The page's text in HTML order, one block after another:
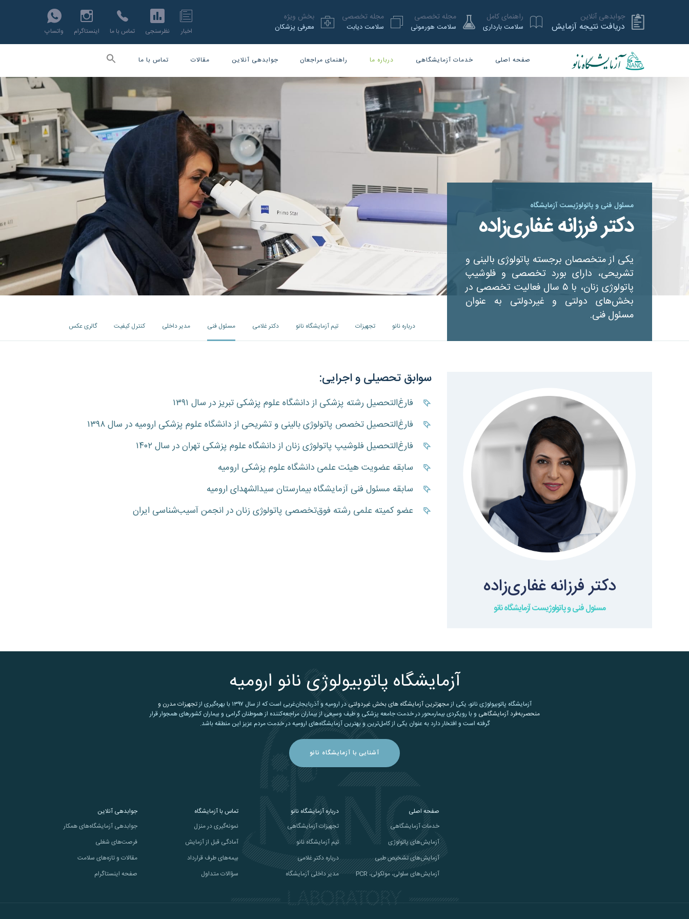
جوابدهی آنلاین
دریافت نتیجه آزمایش
راهنمای کامل
سلامت بارداری
مجله تخصصی
سلامت هورمونی
مجله تخصصی
سلامت دیابت
بخش ویژه
معرفی پزشکان واتساپ اینستاگرام تماس با ما نظرسنجی اخبار
صفحه اصلی خدمات آزمایشگاهی درباره ما راهنمای مراجعان جوابدهی آنلاین مقالات تماس با ما
مسئول فنی و پاتولوژیست آزمایشگاه
دکتر فرزانه غفاری‌زاده
یکی از متخصصان برجسته پاتولوژی بالینی و
تشریحی، دارای بورد تخصصی و فلوشیپ
پاتولوژی زنان، با ۵ سال فعالیت تخصصی در
بخش‌های دولتی و غیردولتی به عنوان
مسئول فنی.
درباره نانو تجهیزات تیم آزمایشگاه نانو دکتر غلامی مسئول فنی مدیر داخلی کنترل کیفیت گالری عکس
دکتر فرزانه غفاری‌زاده
مسئول فنی و پاتولوژیست آزمایشگاه نانو
سوابق تحصیلی و اجرایی:
فارغ‌التحصیل رشته پزشکی از دانشگاه علوم پزشکی تبریز در سال ۱۳۹۱
فارغ‌التحصیل تخصص پاتولوژی بالینی و تشریحی از دانشگاه علوم پزشکی ارومیه در سال ۱۳۹۸
فارغ‌التحصیل فلوشیپ پاتولوژی زنان از دانشگاه علوم پزشکی تهران در سال ۱۴۰۲
سابقه عضویت هیئت علمی دانشگاه علوم پزشکی ارومیه
سابقه مسئول فنی آزمایشگاه بیمارستان سیدالشهدای ارومیه
عضو کمیته علمی رشته فوق‌تخصصی پاتولوژی زنان در انجمن آسیب‌شناسی ایران
آزمایشگاه پاتوبیولوژی نانو ارومیه
آزمایشگاه پاتوبیولوژی نانو، یکی ازمجهزترین آزمایشگاه های بخش غیردولتی در ارومیه و آذربایجان‌غربی است که از سال ۱۳۹۷ با بهره‌گیری از
تجهیزات مدرن و
منحصربه‌فرد آزمایشگاهی و با رویکردی بیمارمحور در خدمت جامعه پزشکی و طیف وسیعی از بیماران مراجعه‌کننده از هموطنان گرامی و بیماران کشورهای همجوار قرار
گرفته است و افتخار دارد به عنوان یکی از کامل‌ترین و بهترین آزمایشگاه‌های ارومیه در خدمت مردم عزیز این منطقه باشد.
آشنایی با آزمایشگاه نانو
صفحه اصلی
خدمات آزمایشگاهی
آزمایش‌های پاتولوژی
آزمایش‌های تشخیص طبی
آزمایش‌های سلولی، مولکولی، PCR
درباره آزمایشگاه نانو
تجهیزات آزمایشگاهی
تیم آزمایشگاه نانو
درباره دکتر غلامی
مدیر داخلی آزمایشگاه
تماس با آزمایشگاه
نمونه‌گیری در منزل
آمادگی قبل از آزمایش
بیمه‌های طرف قرارداد
سؤالات متداول
جوابدهی آنلاین
جوابدهی آزمایشگاه‌های همکار
فرصت‌های شغلی
مقالات و تازه‌های سلامت
صفحه اینستاگرام